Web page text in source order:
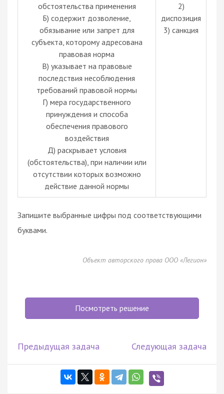
обстоятельства применения
Б) содержит дозволение,
обязывание или запрет для
субъекта, которому адресована
правовая норма
В) указывает на правовые
последствия несоблюдения
требований правовой нормы
Г) мера государственного
принуждения и способа
обеспечения правового
воздействия
Д) раскрывает условия
(обстоятельства), при наличии или
отсутствии которых возможно
действие данной нормы
2)
диспозиция
3) санкция
Запишите выбранные цифры под соответствующими
буквами.
Объект авторского права ООО «Легион»
Посмотреть решение
Предыдущая задача Следующая задача